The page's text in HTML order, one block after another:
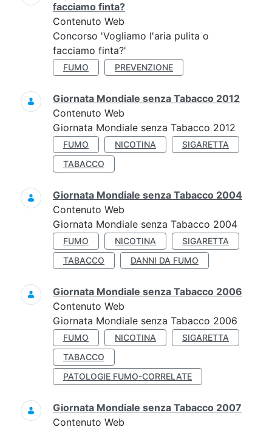
facciamo finta?
Contenuto Web
Concorso 'Vogliamo l'aria pulita o
facciamo finta?'
FUMO PREVENZIONE
Giornata Mondiale senza Tabacco 2012
Contenuto Web
Giornata Mondiale senza Tabacco 2012
FUMO NICOTINA
SIGARETTA
TABACCO
Giornata Mondiale senza Tabacco 2004
Contenuto Web
Giornata Mondiale senza Tabacco 2004
FUMO NICOTINA
SIGARETTA
TABACCO
DANNI DA FUMO
Giornata Mondiale senza Tabacco 2006
Contenuto Web
Giornata Mondiale senza Tabacco 2006
FUMO NICOTINA
SIGARETTA
TABACCO
PATOLOGIE FUMO-CORRELATE
Giornata Mondiale senza Tabacco 2007
Contenuto Web